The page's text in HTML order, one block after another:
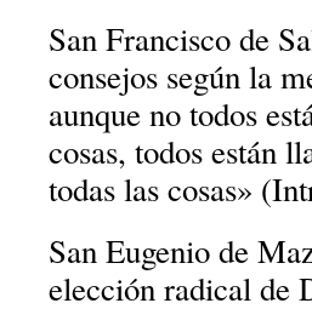
San Francisco de
consejos según la
aunque no todos
cosas, todos están
todas las cosas»
San Eugenio de
elección radical de